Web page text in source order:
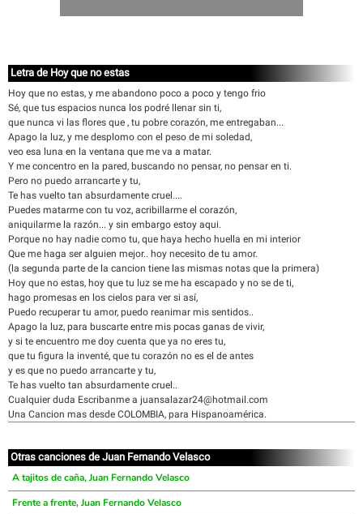
Letra de Hoy que no estas
Hoy que no estas, y me abandono poco a poco y tengo frio
Sé, que tus espacios nunca los podré llenar sin ti,
que nunca vi las flores que , tu pobre corazón, me entregaban...
Apago la luz, y me desplomo con el peso de mi soledad,
veo esa luna en la ventana que me va a matar.
Y me concentro en la pared, buscando no pensar, no pensar en ti.
Pero no puedo arrancarte y tu,
Te has vuelto tan absurdamente cruel....
Puedes matarme con tu voz, acribillarme el corazón,
aniquilarme la razón... y sin embargo estoy aqui.
Porque no hay nadie como tu, que haya hecho huella en mi interior
Que me haga ser alguien mejor.. hoy necesito de tu amor.
(la segunda parte de la cancion tiene las mismas notas que la primera)
Hoy que no estas, hoy que tu luz se me ha escapado y no se de ti,
hago promesas en los cielos para ver si así,
Puedo recuperar tu amor, puedo reanimar mis sentidos..
Apago la luz, para buscarte entre mis pocas ganas de vivir,
y si te encuentro me doy cuenta que ya no eres tu,
que tu figura la inventé, que tu corazón no es el de antes
y es que no puedo arrancarte y tu,
Te has vuelto tan absurdamente cruel..
Cualquier duda Escribanme a juansalazar24@hotmail.com
Una Cancion mas desde COLOMBIA, para Hispanoamérica.
Otras canciones de Juan Fernando Velasco
A tajitos de caña, Juan Fernando Velasco
Frente a frente, Juan Fernando Velasco